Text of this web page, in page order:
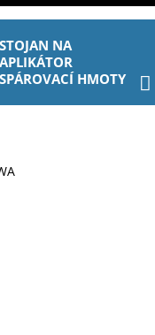
STOJAN NA
APLIKÁTOR
SPÁROVACÍ HMOTY